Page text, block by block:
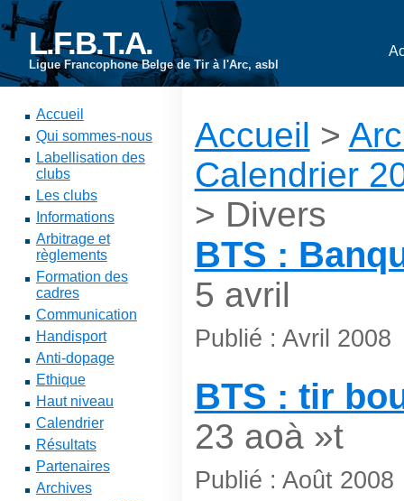
L.F.B.T.A.
Ligue Francophone Belge de Tir à l'Arc, asbl
Accueil
Qui sommes-nous
Labellisation des
clubs
Les clubs
Informations
Arbitrage et
règlements
Formation des
cadres
Communication
Handisport
Anti-dopage
Ethique
Haut niveau
Calendrier
Résultats
Partenaires
Archives
Accueil >
Calendrier
> Divers
BTS :
5 avril
Publié : Avril 2008
BTS : tir
23 aoà »t
Publié : Août 2008